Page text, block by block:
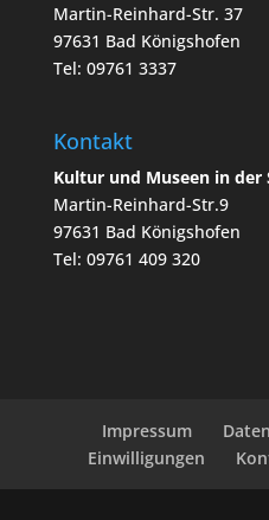
Martin-Reinhard-Str. 37
97631 Bad Königshofen
Tel: 09761 3337
Kontakt
Kultur und Museen in der
Martin-Reinhard-Str.9
97631 Bad Königshofen
Tel: 09761 409 320
Impressum
Einwilligungen